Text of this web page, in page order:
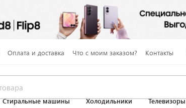
Оплата и доставка Что с моим заказом? Контакты
Стиральные машины Холодильники Телевизоры